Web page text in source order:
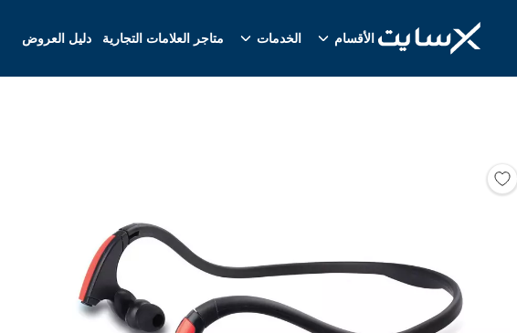
الأقسام الخدمات متاجر العلامات التجارية دليل العروض